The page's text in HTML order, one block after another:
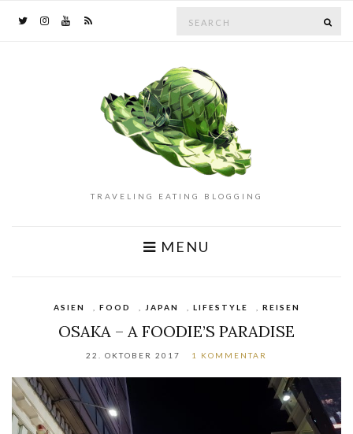
for:
TRAVELING EATING BLOGGING
MENU
ASIEN FOOD JAPAN LIFESTYLE REISEN
OSAKA – A FOODIE’S PARADISE
22. OKTOBER 2017 1 KOMMENTAR